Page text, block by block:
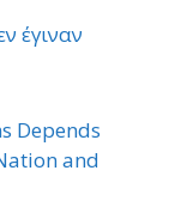
έγιναν
Depends
and